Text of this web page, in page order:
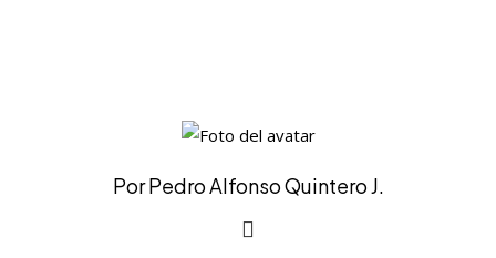
Por Pedro Alfonso Quintero J.